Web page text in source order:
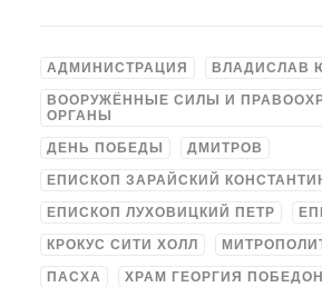
АДМИНИСТРАЦИЯ ВЛАДИСЛАВ
ВООРУЖЁННЫЕ СИЛЫ И
ОРГАНЫ
ДЕНЬ ПОБЕДЫ ДМИТРОВ
ЕПИСКОП ЗАРАЙСКИЙ
ЕПИСКОП ЛУХОВИЦКИЙ ПЕТР
КРОКУС СИТИ ХОЛЛ
ПАСХА ХРАМ ГЕОРГИЯ